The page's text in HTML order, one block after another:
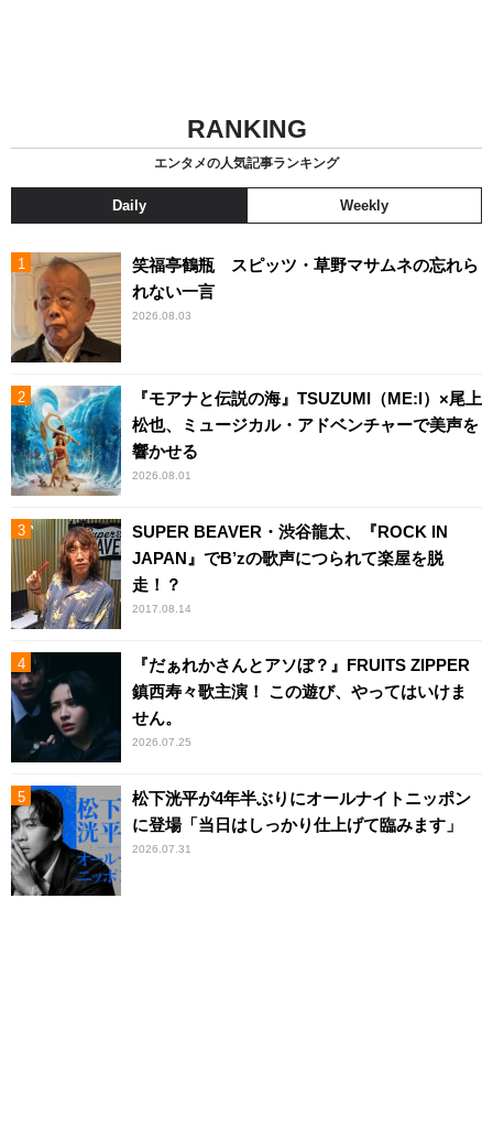
RANKING
エンタメの人気記事ランキング
Daily Weekly
笑福亭鶴瓶 スピッツ・草野マサムネの忘れら
れない一言
2026.08.03
『モアナと伝説の海』TSUZUMI（ME:I）×尾上
松也、ミュージカル・アドベンチャーで美声を
響かせる
2026.08.01
SUPER BEAVER・渋谷龍太、『ROCK IN
JAPAN』でB’zの歌声につられて楽屋を脱
走！？
2017.08.14
『だぁれかさんとアソぼ？』FRUITS ZIPPER
鎮西寿々歌主演！ この遊び、やってはいけま
せん。
2026.07.25
松下洸平が4年半ぶりにオールナイトニッポン
に登場「当日はしっかり仕上げて臨みます」
2026.07.31